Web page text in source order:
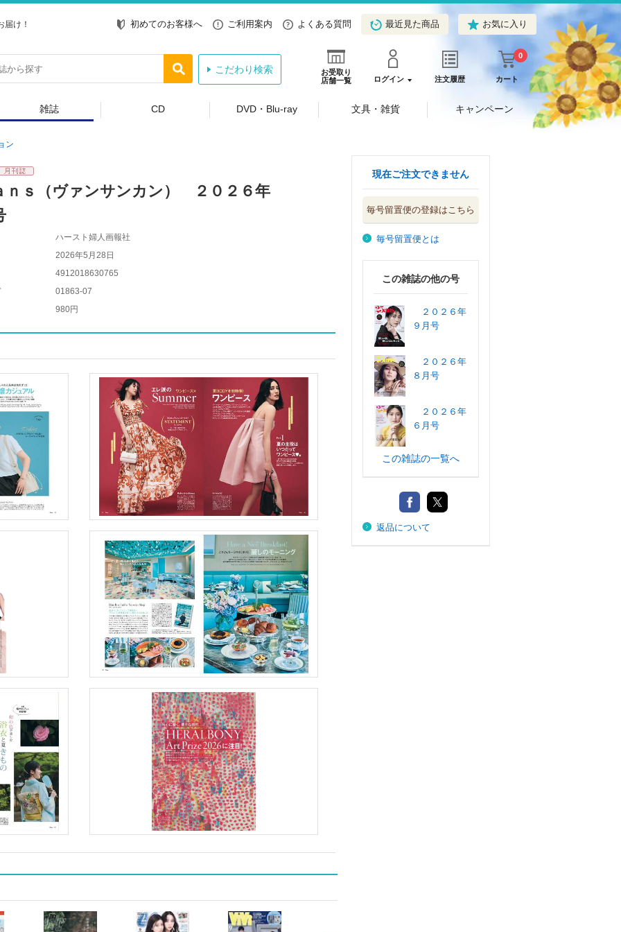
け！ 初めてのお客様へ ご利用案内 よくある質問 最近見た商品 お気に入り
お受取り
店舗一覧
ログイン 注文履歴 カート
0
こだわり検索
雑誌 CD DVD・Blu-ray 文具・雑貨 キャンペーン
ン
ｎｓ（ヴァンサンカン） ２０２６年
ハースト婦人画報社
2026年5月28日
4912018630765
01863-07
980円
現在ご注文できません
毎号留置便の登録はこちら
毎号留置便とは
この雑誌の他の号
２０２６年
９月号
２０２６年
８月号
２０２６年
６月号
この雑誌の一覧へ
返品について